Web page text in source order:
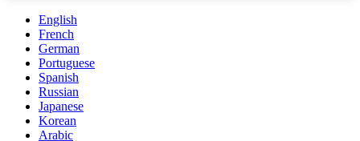
English
French
German
Portuguese
Spanish
Russian
Japanese
Korean
Arabic